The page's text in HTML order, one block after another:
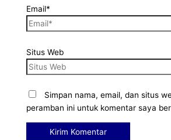
Email*
Situs Web
Simpan nama, email, dan situs
peramban ini untuk komentar saya